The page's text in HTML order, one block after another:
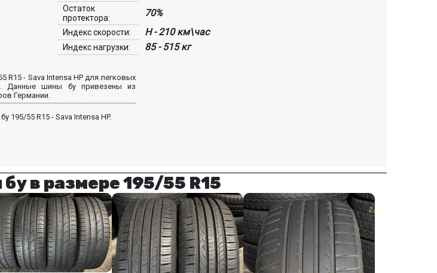
Остаток
протектора:
70%
Индекс скорости: H - 210 км\час
Индекс нагрузки: 85 - 515 кг
R15 - Sava Intensa HP для легковых
Данные шины бу привезены из
Германии.
195/55 R15 - Sava Intensa HP.
в размере 195/55 R15